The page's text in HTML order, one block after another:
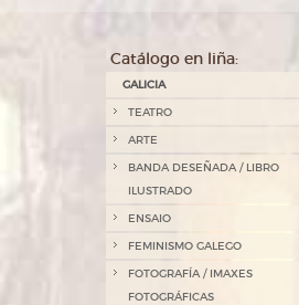
Catálogo en liña:
GALICIA
TEATRO
ARTE
BANDA DESEÑADA / LIBRO
ILUSTRADO
ENSAIO
FEMINISMO GALEGO
FOTOGRAFÍA / IMAXES
FOTOGRÁFICAS